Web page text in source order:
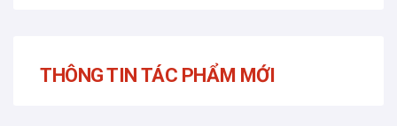
THÔNG TIN TÁC PHẨM MỚI